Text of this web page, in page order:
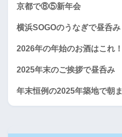
京都で⑧⑤新年会
横浜SOGOのうなぎで昼呑み
2026年の年始のお酒はこれ！
2025年末のご挨拶で昼呑み
年末恒例の2025年築地で朝